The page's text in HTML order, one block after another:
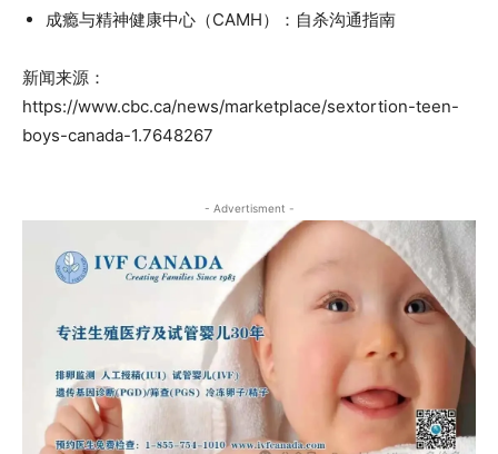
成瘾与精神健康中心（CAMH）：自杀沟通指南
新闻来源：
https://www.cbc.ca/news/marketplace/sextortion-teen-
boys-canada-1.7648267
- Advertisment -